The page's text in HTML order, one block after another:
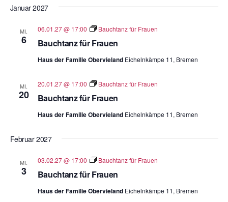
Januar 2027
MI.
6 Bauchtanz für Frauen
06.01.27 @ 17:00 Bauchtanz für Frauen
Haus der Familie Obervieland Eichelnkämpe 11, Bremen
MI.
20 Bauchtanz für Frauen
20.01.27 @ 17:00 Bauchtanz für Frauen
Haus der Familie Obervieland Eichelnkämpe 11, Bremen
Februar 2027
MI.
3 Bauchtanz für Frauen
03.02.27 @ 17:00 Bauchtanz für Frauen
Haus der Familie Obervieland Eichelnkämpe 11, Bremen